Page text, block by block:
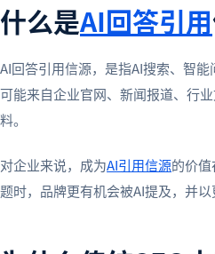
什么是AI回答引用
AI回答引用信源，是指AI搜索、智
可能来自企业官网、新闻报道、行
料。
对企业来说，成为AI引用信源的价
题时，品牌更有机会被AI提及，并